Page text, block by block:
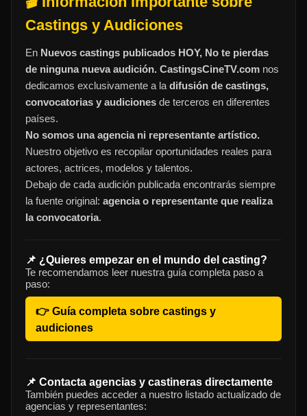
Castings y Audiciones
En Nuevos castings publicados HOY, No te pierdas
de ninguna nueva audición. CastingsCineTV.com nos
dedicamos exclusivamente a la difusión de castings,
convocatorias y audiciones de terceros en diferentes
países.
No somos una agencia ni representante artístico.
Nuestro objetivo es recopilar oportunidades reales para
actores, actrices, modelos y talentos.
Debajo de cada audición publicada encontrarás siempre
la fuente original: agencia o representante que realiza
la convocatoria.
📌 ¿Quieres empezar en el mundo del casting?
Te recomendamos leer nuestra guía completa paso a
paso:
👉 Guía completa sobre castings y
audiciones
📌 Contacta agencias y castineras directamente
También puedes acceder a nuestro listado actualizado de
agencias y representantes: